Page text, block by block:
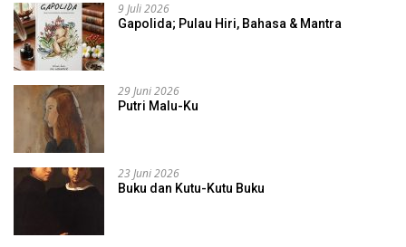
9 Juli 2026
Gapolida; Pulau Hiri, Bahasa & Mantra
29 Juni 2026
Putri Malu-Ku
23 Juni 2026
Buku dan Kutu-Kutu Buku